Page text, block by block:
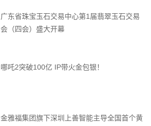
广东省珠宝玉石交易中心第1届翡翠玉石交易
会（四会）盛大开幕
哪吒2突破100亿 IP带火金包银！
金雅福集团旗下深圳上善智能主导全国首个黄